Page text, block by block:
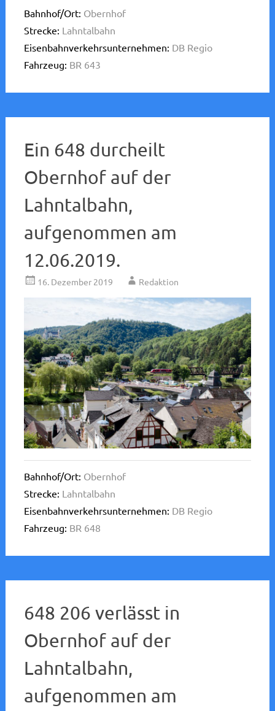
Bahnhof/Ort: Obernhof
Strecke: Lahntalbahn
Eisenbahnverkehrsunternehmen: DB Regio
Fahrzeug: BR 643
Ein 648 durcheilt
Obernhof auf der
Lahntalbahn,
aufgenommen am
12.06.2019.
16. Dezember 2019 Redaktion
Bahnhof/Ort: Obernhof
Strecke: Lahntalbahn
Eisenbahnverkehrsunternehmen: DB Regio
Fahrzeug: BR 648
648 206 verlässt in
Obernhof auf der
Lahntalbahn,
aufgenommen am